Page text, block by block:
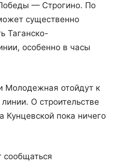
— Строгино. По
существенно
Таганско-
особенно в часы
Молодежная отойдут к
О строительстве
Кунцевской пока ничего
сообщаться